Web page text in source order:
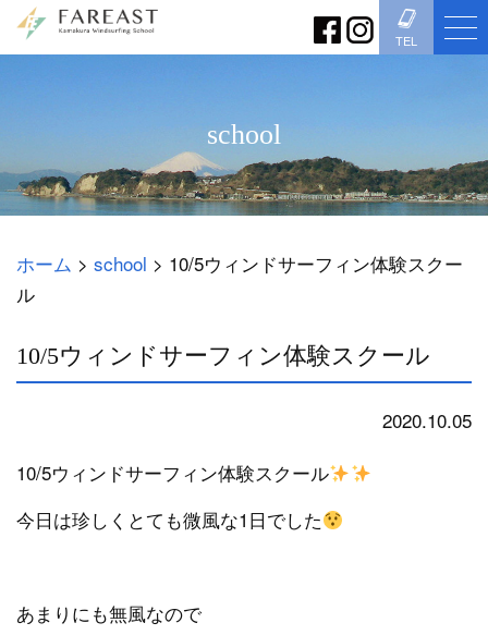
TEL
school
ホーム > school > 10/5ウィンドサーフィン体験スクー
ル
10/5ウィンドサーフィン体験スクール
2020.10.05
10/5ウィンドサーフィン体験スクール
今日は珍しくとても微風な1日でした
あまりにも無風なので